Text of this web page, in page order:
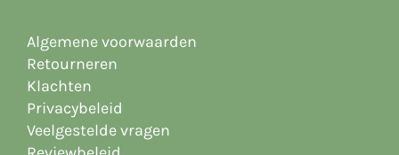
Algemene voorwaarden
Retourneren
Klachten
Privacybeleid
Veelgestelde vragen